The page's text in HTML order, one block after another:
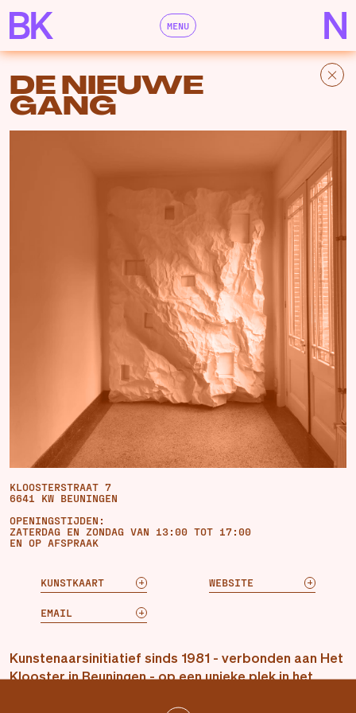
MENU
DE NIEUWE
GANG
KLOOSTERSTRAAT 7
6641 KW BEUNINGEN
OPENINGSTIJDEN:
ZATERDAG EN ZONDAG VAN 13:00 TOT 17:00
EN OP AFSPRAAK
KUNSTKAART WEBSITE
EMAIL
Kunstenaarsinitiatief sinds 1981 - verbonden aan Het
Klooster in Beuningen - op een unieke plek in het